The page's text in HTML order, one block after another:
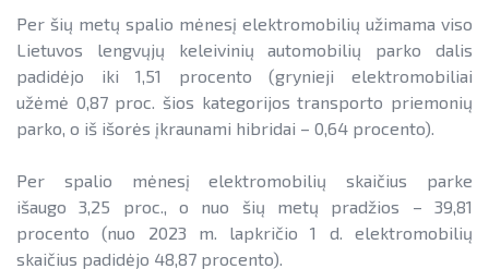
Reklaminiai paveikslėliai (baneriai)
paramai viešinti
Pažangos skatinant AEI plėtrą
ataskaitos ir kiti dokumentai
AEI transporte
Informacija apie AEI sistemas ir
AIE gamybos įrenginių montuotojų
atestavimo sistema
Degalų ir naftos sektorius
Kelių transporto sektorius
Šilumos energijos ir biokuro sektorius
kelių transporto parko pokyčių apžvalgos (mėnesio)
vidutinių išlaidų degalams pokyčių apžvalgos
(ketvirčio)
kitos kelių transporto apžvalgos
ŠILUMOS ENERGIJOS IR BIOKURO SEKTORIUS
Per šių metų spalio mėnesį elektromobilių užimama viso
Lietuvos lengvųjų keleivinių automobilių parko dalis
padidėjo iki 1,51 procento (grynieji elektromobiliai
užėmė 0,87 proc. šios kategorijos transporto priemonių
parko, o iš išorės įkraunami hibridai – 0,64 procento).
Per spalio mėnesį elektromobilių skaičius parke
išaugo 3,25 proc., o nuo šių metų pradžios – 39,81
procento (nuo 2023 m. lapkričio 1 d. elektromobilių
skaičius padidėjo 48,87 procento).